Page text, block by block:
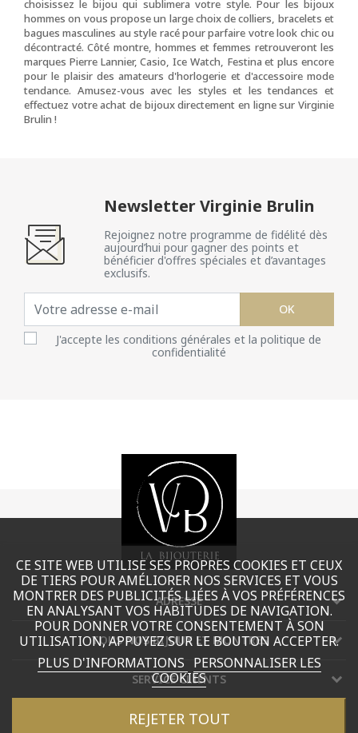
choisissez le bijou qui sublimera votre style. Pour les bijoux
hommes on vous propose un large choix de colliers, bracelets et
bagues masculines au style racé pour parfaire votre look chic ou
décontracté. Côté montre, hommes et femmes retrouveront les
marques Pierre Lannier, Casio, Ice Watch, Festina et plus encore
pour le plaisir des amateurs d'horlogerie et d'accessoire mode
tendance. Amusez-vous avec les styles et les tendances et
effectuez votre achat de bijoux directement en ligne sur Virginie
Brulin !
Newsletter Virginie Brulin
Rejoignez notre programme de fidélité dès
aujourd’hui pour gagner des points et
bénéficier d'offres spéciales et d’avantages
exclusifs.
OK
J'accepte les conditions générales et la politique de
confidentialité
ADRESSE
TOUS NOS BIJOUX ET MONTRES
SERVICE CLIENTS
CONTACT
CE SITE WEB UTILISE SES PROPRES COOKIES ET CEUX
DE TIERS POUR AMÉLIORER NOS SERVICES ET VOUS
MONTRER DES PUBLICITÉS LIÉES À VOS PRÉFÉRENCES
EN ANALYSANT VOS HABITUDES DE NAVIGATION.
POUR DONNER VOTRE CONSENTEMENT À SON
UTILISATION, APPUYEZ SUR LE BOUTON ACCEPTER.
PLUS D'INFORMATIONS PERSONNALISER LES
COOKIES
REJETER TOUT